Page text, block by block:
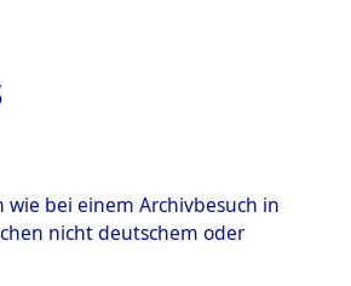
bei einem Archivbesuch in
nicht deutschem oder